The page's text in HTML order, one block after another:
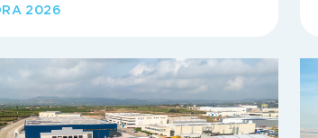
2026